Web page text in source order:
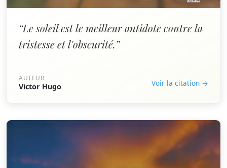
“Le soleil est le meilleur antidote contre la
tristesse et l'obscurité.”
AUTEUR
Victor Hugo Voir la citation →